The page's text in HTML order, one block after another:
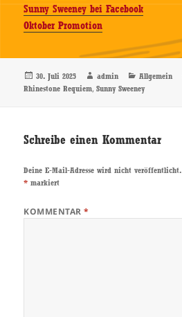
Sunny Sweeney bei Facebook
Oktober Promotion
Veröffentlicht
am
30. Juli 2025 Autor
admin Kategorien
Allgemein
Rhinestone Requiem,Sunny Sweeney
Schreibe einen Kommentar
Deine E-Mail-Adresse wird nicht veröffentlicht.
* markiert
KOMMENTAR*